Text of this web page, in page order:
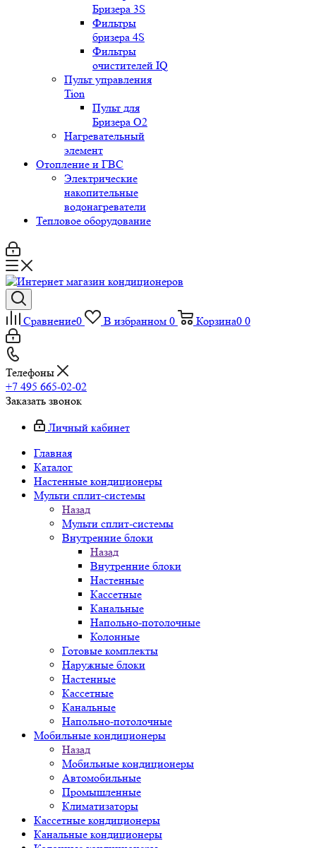
Бризера 3S
Фильтры
бризера 4S
Фильтры
очистителей IQ
Пульт управления
Tion
Пульт для
Бризера O2
Нагревательный
элемент
Отопление и ГВС
Электрические
накопительные
водонагреватели
Тепловое оборудование
Сравнение0 В избранном 0 Корзина0 0
Телефоны
+7 495 665-02-02
Заказать звонок
Личный кабинет
Главная
Каталог
Настенные кондиционеры
Мульти сплит-системы
Назад
Мульти сплит-системы
Внутренние блоки
Назад
Внутренние блоки
Настенные
Кассетные
Канальные
Напольно-потолочные
Колонные
Готовые комплекты
Наружные блоки
Настенные
Кассетные
Канальные
Напольно-потолочные
Мобильные кондиционеры
Назад
Мобильные кондиционеры
Автомобильные
Промышленные
Климатизаторы
Кассетные кондиционеры
Канальные кондиционеры